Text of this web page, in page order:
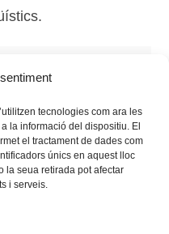
tecnologies com ara les
la informació del dispositiu. El
el tractament de dades com
únics en aquest lloc
la seua retirada pot afectar
i serveis.